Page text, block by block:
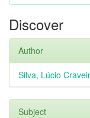
Discover
Author
Silva, Lúcio
Subject